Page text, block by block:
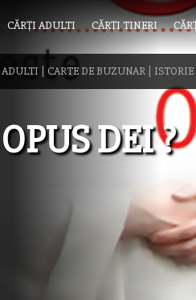
CĂRȚI ADULTI CĂRȚI TINERI
CARTE DE BUZUNAR ISTORIE
DEI ?